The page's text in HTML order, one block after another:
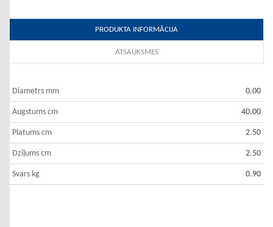
PRODUKTA INFORMĀCIJA
ATSAUKSMES
Diametrs mm 0.00
Augstums cm 40.00
Platums cm 2.50
Dziļums cm 2.50
Svars kg 0.90